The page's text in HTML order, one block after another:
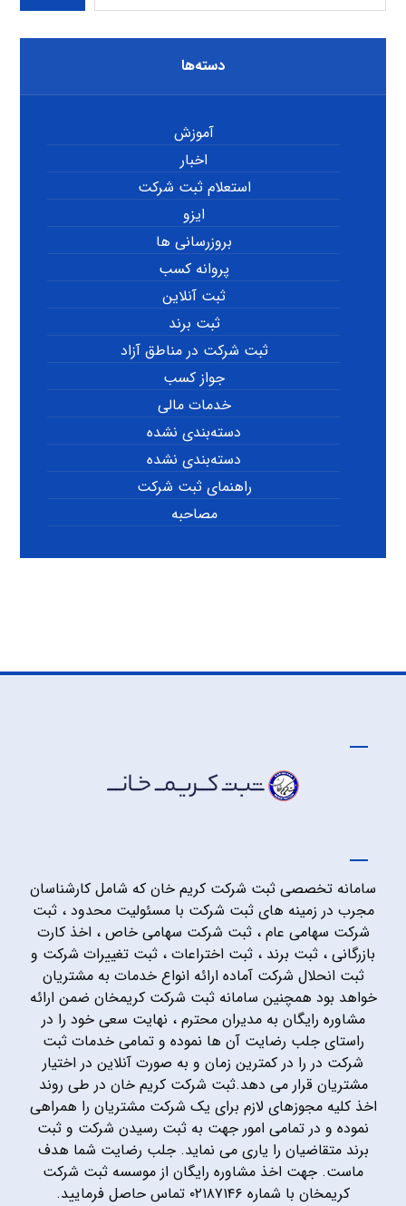
دسته‌ها
آموزش
اخبار
استعلام ثبت شرکت
ایزو
بروزرسانی ها
پروانه کسب
ثبت آنلاین
ثبت برند
ثبت شرکت در مناطق آزاد
جواز کسب
خدمات مالی
دسته‌بندی نشده
دسته‌بندی نشده
راهنمای ثبت شرکت
مصاحبه
سامانه تخصصی ثبت شرکت کریم خان که شامل کارشناسان
مجرب در زمینه های ثبت شرکت با مسئولیت محدود ، ثبت
شرکت سهامی عام ، ثبت شرکت سهامی خاص ، اخذ کارت
بازرگانی ، ثبت برند ، ثبت اختراعات ، ثبت تغییرات شرکت و
ثبت انحلال شرکت آماده ارائه انواع خدمات به مشتریان
خواهد بود همچنین سامانه ثبت شرکت کریمخان ضمن ارائه
مشاوره رایگان به مدیران محترم ، نهایت سعی خود را در
راستای جلب رضایت آن ها نموده و تمامی خدمات ثبت
شرکت در را در کمترین زمان و به صورت آنلاین در اختیار
مشتریان قرار می دهد.ثبت شرکت کریم خان در طی روند
اخذ کلیه مجوزهای لازم برای یک شرکت مشتریان را همراهی
نموده و در تمامی امور جهت به ثبت رسیدن شرکت و ثبت
برند متقاضیان را یاری می نماید. جلب رضایت شما هدف
ماست. جهت اخذ مشاوره رایگان از موسسه ثبت شرکت
کریمخان با شماره ۰۲۱۸۷۱۴۶ تماس حاصل فرمایید.